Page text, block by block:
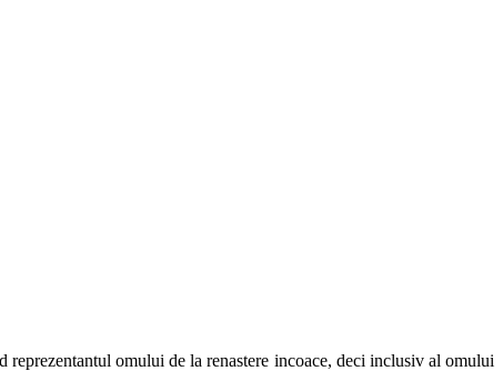
omului de la renastere incoace, deci inclusiv al omului